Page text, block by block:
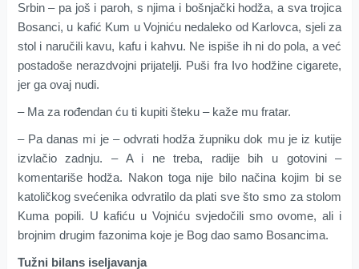
Srbin – pa još i paroh, s njima i bošnjački hodža, a sva trojica
Bosanci, u kafić Kum u Vojniću nedaleko od Karlovca, sjeli za
stol i naručili kavu, kafu i kahvu. Ne ispiše ih ni do pola, a već
postadoše nerazdvojni prijatelji. Puši fra Ivo hodžine cigarete,
jer ga ovaj nudi.
– Ma za rođendan ću ti kupiti šteku – kaže mu fratar.
– Pa danas mi je – odvrati hodža župniku dok mu je iz kutije
izvlačio zadnju. – A i ne treba, radije bih u gotovini –
komentariše hodža. Nakon toga nije bilo načina kojim bi se
katoličkog svećenika odvratilo da plati sve što smo za stolom
Kuma popili. U kafiću u Vojniću svjedočili smo ovome, ali i
brojnim drugim fazonima koje je Bog dao samo Bosancima.
Tužni bilans iseljavanja